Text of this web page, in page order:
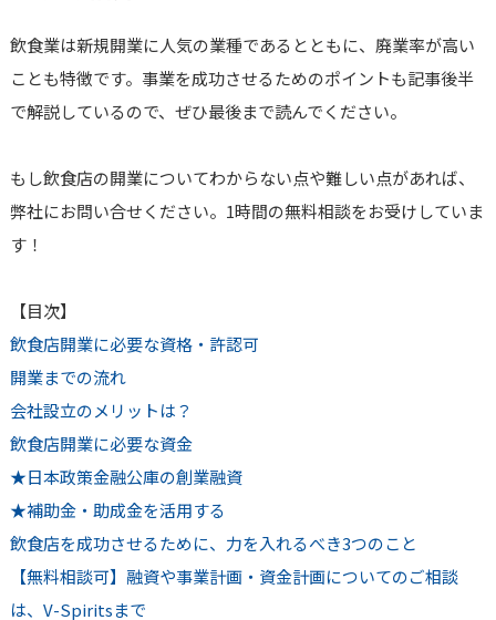
飲食業は新規開業に人気の業種であるとともに、廃業率が高い
ことも特徴です。事業を成功させるためのポイントも記事後半
で解説しているので、ぜひ最後まで読んでください。
もし飲食店の開業についてわからない点や難しい点があれば、
弊社にお問い合せください。1時間の無料相談をお受けしていま
す！
【目次】
飲食店開業に必要な資格・許認可
開業までの流れ
会社設立のメリットは？
飲食店開業に必要な資金
★日本政策金融公庫の創業融資
★補助金・助成金を活用する
飲食店を成功させるために、力を入れるべき3つのこと
【無料相談可】融資や事業計画・資金計画についてのご相談
は、V-Spiritsまで